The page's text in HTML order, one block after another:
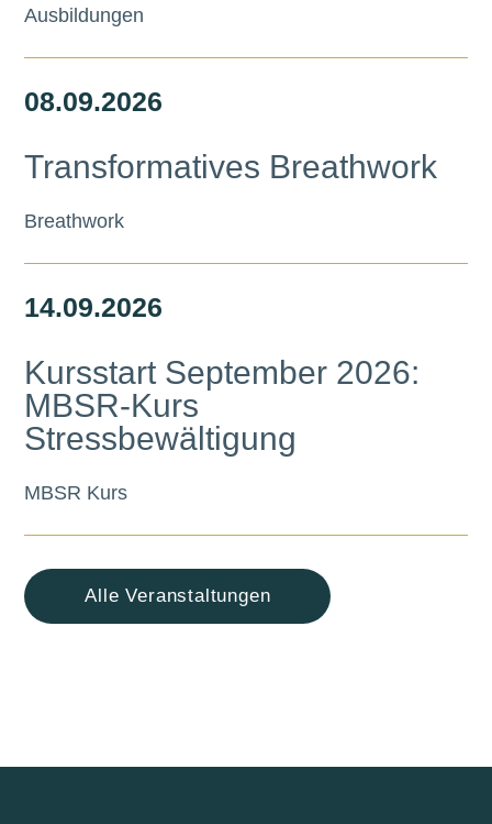
Ausbildungen
08.09.2026
Transformatives Breathwork
Breathwork
14.09.2026
Kursstart September 2026:
MBSR-Kurs
Stressbewältigung
MBSR Kurs
Alle Veranstaltungen